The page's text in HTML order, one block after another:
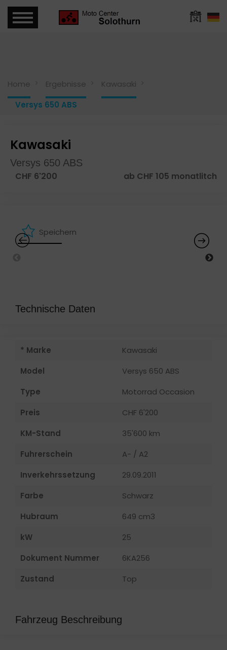
Home Ergebnisse
Kawasaki
Versys 650 ABS
Kawasaki
Versys 650 ABS
CHF 6'200 ab CHF 105 monatlitch
Speichern
Technische Daten
* Marke
Kawasaki
Model
Versys 650 ABS
Type
Motorrad Occasion
Preis
CHF 6'200
KM-Stand
35'600 km
Fuhrerschein
A- / A2
Inverkehrssetzung
29.09.2011
Farbe
Schwarz
Hubraum
649 cm3
kW
25
Dokument Nummer
6KA256
Zustand
Top
Fahrzeug Beschreibung